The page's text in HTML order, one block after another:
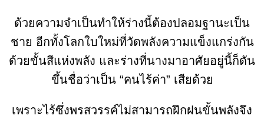
ด้วยความจำเป็นทำให้ร่างนี้ต้องปลอมฐานะเป็น
ชาย อีกทั้งโลกใบใหม่ที่วัดพลังความแข็งแกร่งกัน
ด้วยขั้นสีแห่งพลัง และร่างที่นางมาอาศัยอยู่นี้ก็ดัน
ขึ้นชื่อว่าเป็น “คนไร้ค่า” เสียด้วย
เพราะไร้ซึ่งพรสวรรค์ไม่สามารถฝึกฝนขั้นพลังจึง